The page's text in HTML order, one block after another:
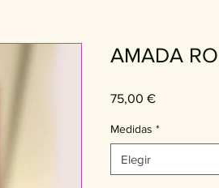
AMADA
75,00 €Precio
Medidas *
Elegir